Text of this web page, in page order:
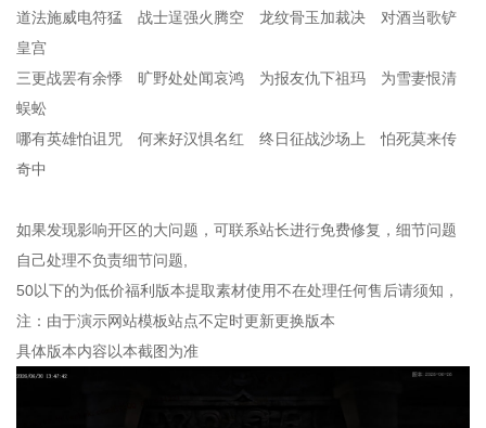
道法施威电符猛 战士逞强火腾空 龙纹骨玉加裁决 对酒当歌铲
皇宫
三更战罢有余悸 旷野处处闻哀鸿 为报友仇下祖玛 为雪妻恨清
蜈蚣
哪有英雄怕诅咒 何来好汉惧名红 终日征战沙场上 怕死莫来传
奇中
如果发现影响开区的大问题，可联系站长进行免费修复，细节问题
自己处理不负责细节问题,
50以下的为低价福利版本提取素材使用不在处理任何售后请须知，
注：由于演示网站模板站点不定时更新更换版本
具体版本内容以本截图为准